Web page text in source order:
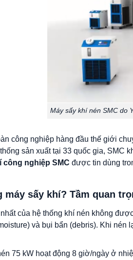
Máy sấy khí nén SMC do
công nghiệp hàng đầu thế giới
sản xuất tại 33 quốc gia,
công nghiệp SMC được tin dùng
máy sấy khí? Tầm quan
của hệ thống khí nén không
và bụi bẩn (debris). Khi nén
75 kW hoạt động 8 giờ/ngày ở